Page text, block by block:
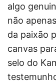
algo
não
da paixão
canvas
selo do